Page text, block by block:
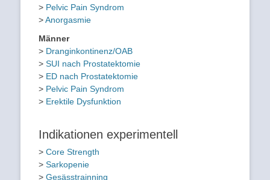
> Pelvic Pain Syndrom
>Anorgasmie
Männer
> Dranginkontinenz/OAB
> SUI nach Prostatektomie
> ED nach Prostatektomie
> Pelvic Pain Syndrom
> Erektile Dysfunktion
Indikationen experimentell
> Core Strength
> Sarkopenie
> Gesässtrainning